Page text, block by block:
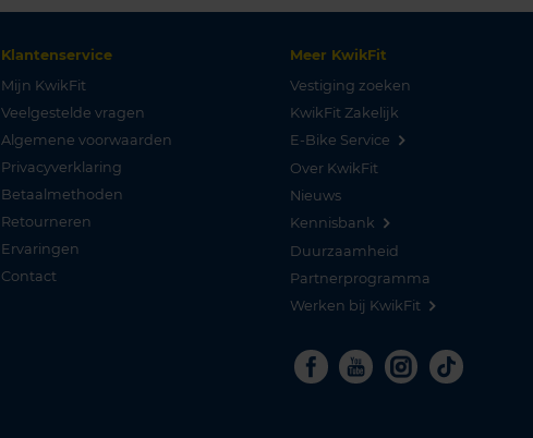
Klantenservice
Mijn KwikFit
Veelgestelde vragen
Algemene voorwaarden
Privacyverklaring
Betaalmethoden
Retourneren
Ervaringen
Contact
Meer KwikFit
Vestiging zoeken
KwikFit Zakelijk
E-Bike Service
Over KwikFit
Nieuws
Kennisbank
Duurzaamheid
Partnerprogramma
Werken bij KwikFit
Facebook
YoutubeInstagram
Tiktok